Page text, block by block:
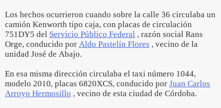
Los hechos ocurrieron cuando sobre la calle 36 circulaba un
camión Kenworth tipo caja, con placas de circulación
751DY5 del Servicio Público Federal , razón social Rans
Orge, conducido por Aldo Pastelín Flores , vecino de la
unidad José de Abajo.
En esa misma dirección circulaba el taxi número 1044,
modelo 2010, placas 6820XCS, conducido por Juan Carlos
Arroyo Hermosillo , vecino de esta ciudad de Córdoba.